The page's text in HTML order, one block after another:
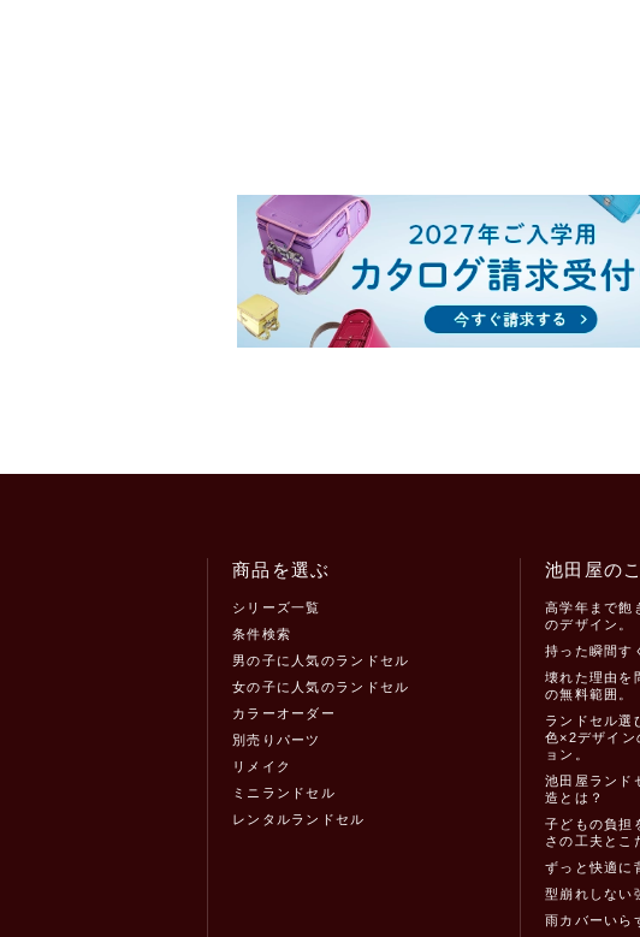
商品を選ぶ
シリーズ一覧
条件検索
男の子に人気のランドセル
女の子に人気のランドセル
カラーオーダー
別売りパーツ
リメイク
ミニランドセル
レンタルランドセル
池田屋の
高学年まで飽
のデザイン。
持った瞬間す
壊れた理由を
の無料範囲。
ランドセル選
色×2デザイン
ョン。
池田屋ランド
造とは？
子どもの負担
さの工夫とこ
ずっと快適に
型崩れしない
雨カバーいら